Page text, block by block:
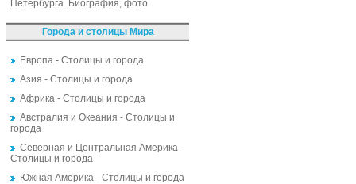
Петербурга. Биография, фото
Города и столицы Мира
Европа - Столицы и города
Азия - Столицы и города
Африка - Столицы и города
Австралия и Океания - Столицы и
города
Северная и Центральная Америка -
Столицы и города
Южная Америка - Столицы и города